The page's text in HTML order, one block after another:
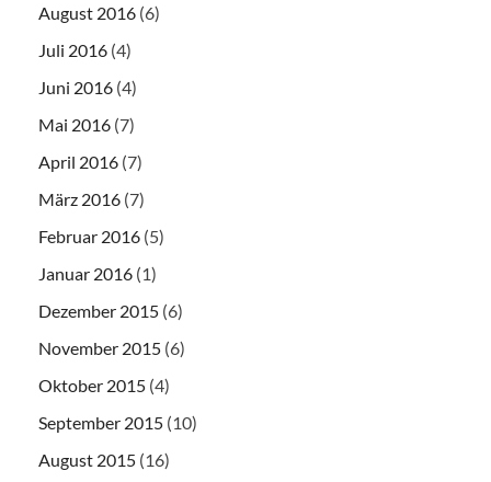
August 2016 (6)
Juli 2016 (4)
Juni 2016 (4)
Mai 2016 (7)
April 2016 (7)
März 2016 (7)
Februar 2016 (5)
Januar 2016 (1)
Dezember 2015 (6)
November 2015 (6)
Oktober 2015 (4)
September 2015 (10)
August 2015 (16)